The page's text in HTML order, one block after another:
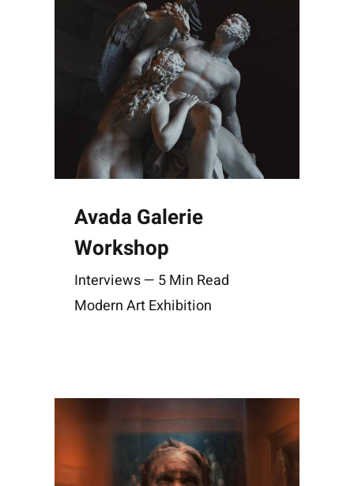
Avada Galerie
Workshop
Interviews — 5 Min Read
Modern Art Exhibition